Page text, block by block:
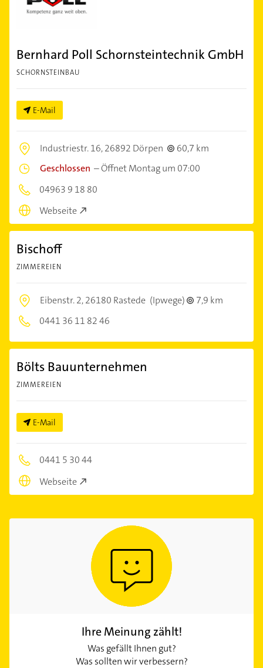
Bernhard Poll Schornsteintechnik GmbH
SCHORNSTEINBAU
E-Mail
Industriestr. 16,26892 Dörpen
60,7 km
Geschlossen –Öffnet Montag um 07:00
04963 9 18 80
Webseite
Bischoff
ZIMMEREIEN
Eibenstr. 2,26180 Rastede (Ipwege)
7,9 km
0441 36 11 82 46
Bölts Bauunternehmen
ZIMMEREIEN
E-Mail
0441 5 30 44
Webseite
Ihre Meinung zählt!
Was gefällt Ihnen gut?
Was sollten wir verbessern?